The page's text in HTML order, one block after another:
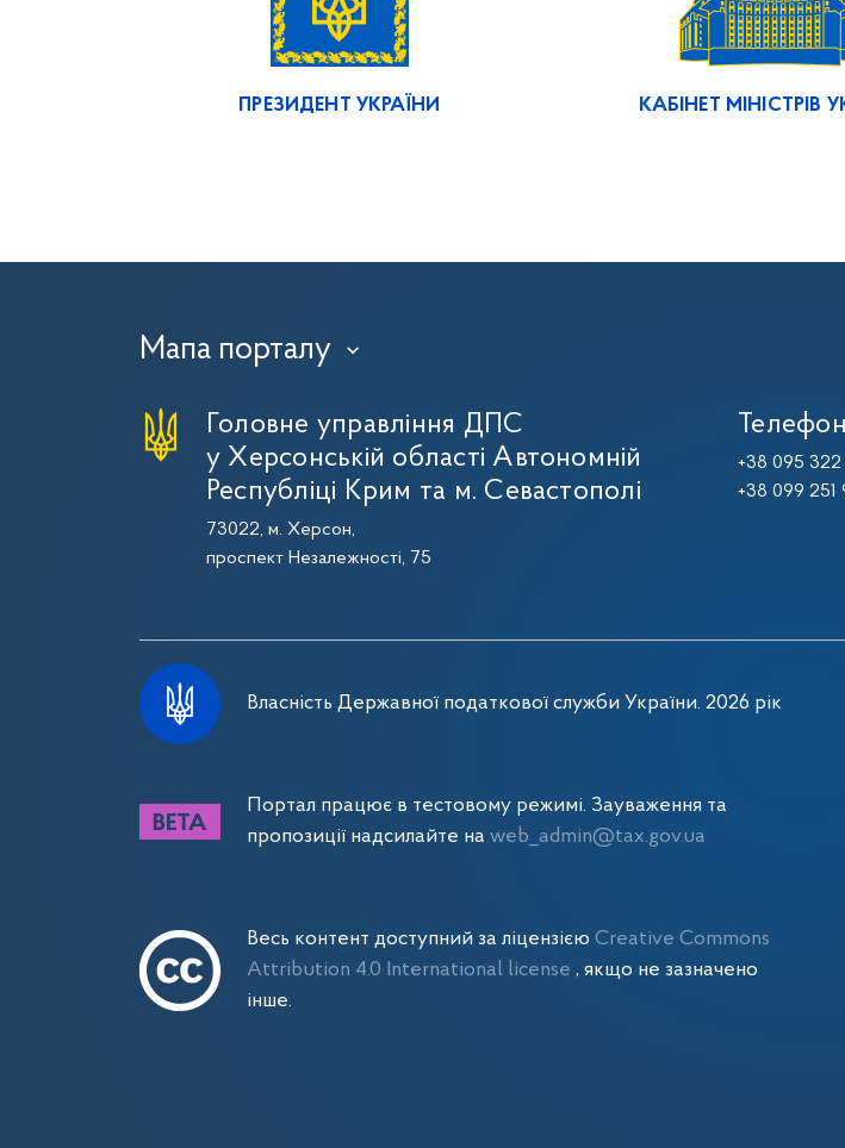
ПРЕЗИДЕНТ УКРАЇНИ КАБІНЕТ МІНІСТРІВ
Мапа порталу ›
Головне управління ДПС
у Херсонській області Автономній
Республіці Крим та м. Севастополі
73022, м. Херсон,
проспект Незалежності, 75
+38 095 322
+38 099 251
Власність Державної податкової служби України. 2026 рік
Портал працює в тестовому режимі. Зауваження та
пропозиції надсилайте на web_admin@tax.gov.ua
Весь контент доступний за ліцензією Creative Commons
Attribution 4.0 International license , якщо не зазначено
інше.